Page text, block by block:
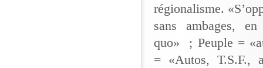
régionalisme.
sans ambages,
quo» ; Peuple =
= «Autos, T.S.F.,